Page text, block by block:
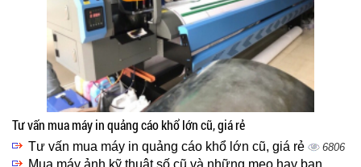
Tư vấn mua máy in quảng cáo khổ lớn cũ, giá rẻ
Tư vấn mua máy in quảng cáo khổ lớn cũ, giá rẻ 6806
Mua máy ảnh kỹ thuật số cũ và những mẹo hay bạn